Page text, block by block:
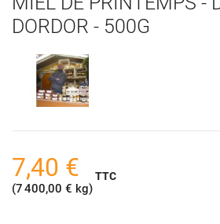
DORDOR - 500G
7,40 €
(7 400,00 € kg)
TTC